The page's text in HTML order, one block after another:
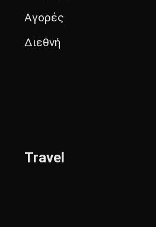
Αγορές
Διεθνή
Travel